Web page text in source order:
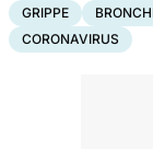
GRIPPE
CORONAVIRUS